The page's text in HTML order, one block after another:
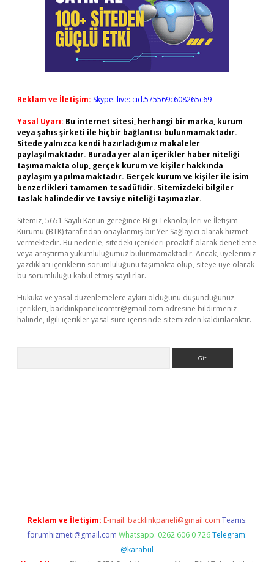
Reklam ve İletişim: Skype: live:.cid.575569c608265c69
Yasal Uyarı: Bu internet sitesi, herhangi bir marka, kurum
veya şahıs şirketi ile hiçbir bağlantısı bulunmamaktadır.
Sitede yalnızca kendi hazırladığımız makaleler
paylaşılmaktadır. Burada yer alan içerikler haber niteliği
taşımamakta olup, gerçek kurum ve kişiler hakkında
paylaşım yapılmamaktadır. Gerçek kurum ve kişiler ile isim
benzerlikleri tamamen tesadüfidir. Sitemizdeki bilgiler
taslak halindedir ve tavsiye niteliği taşımazlar.
Sitemiz, 5651 Sayılı Kanun gereğince Bilgi Teknolojileri ve İletişim
Kurumu (BTK) tarafından onaylanmış bir Yer Sağlayıcı olarak hizmet
vermektedir. Bu nedenle, sitedeki içerikleri proaktif olarak denetleme
veya araştırma yükümlülüğümüz bulunmamaktadır. Ancak, üyelerimiz
yazdıkları içeriklerin sorumluluğunu taşımakta olup, siteye üye olarak
bu sorumluluğu kabul etmiş sayılırlar.
Hukuka ve yasal düzenlemelere aykırı olduğunu düşündüğünüz
içerikleri, backlinkpanelicomtr@gmail.com adresine bildirmeniz
halinde, ilgili içerikler yasal süre içerisinde sitemizden kaldırılacaktır.
Reklam ve İletişim: E-mail: backlinkpaneli@gmail.com Teams:
forumhizmeti@gmail.com Whatsapp: 0262 606 0 726 Telegram:
@karabul